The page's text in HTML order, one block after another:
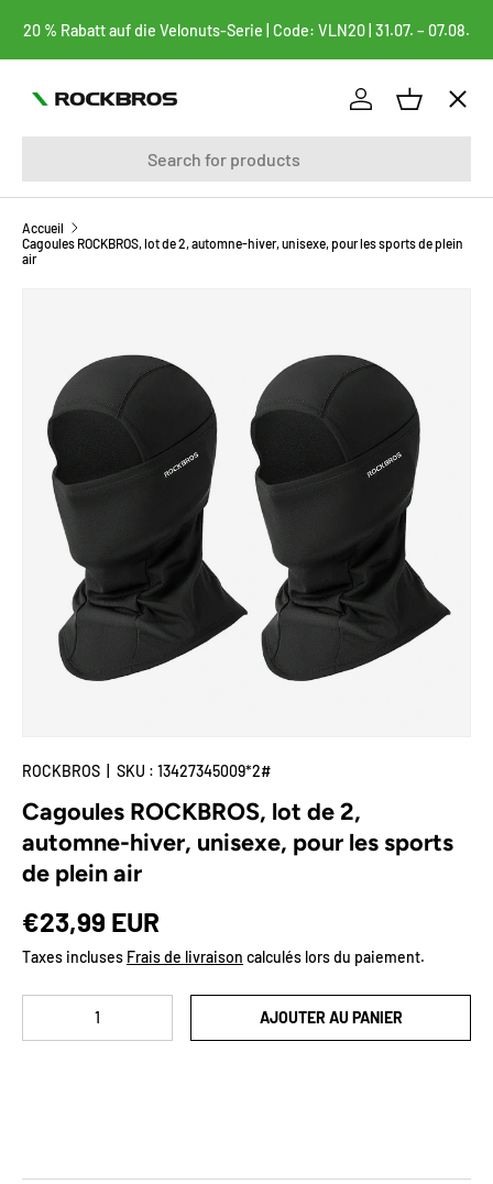
ALLER AU CONTENU
20 % Rabatt auf die Velonuts-Serie | Code: VLN20 | 31.07. – 07.08.
Se connecter
Panier
Menu
FAHRRADTASCHEN
FAHRRADTEILE
FAHRRADZUBEHÖR
🌟Deal-Zone
Plus
Accueil
Cagoules ROCKBROS, lot de 2, automne-hiver, unisexe, pour les sports de plein
air
ROCKBROS SKU : 13427345009*2#
Cagoules ROCKBROS, lot de 2,
automne-hiver, unisexe, pour les sports
de plein air
Prix habituel
€23,99 EUR
Taxes incluses Frais de livraison calculés lors du paiement.
AJOUTER AU PANIER